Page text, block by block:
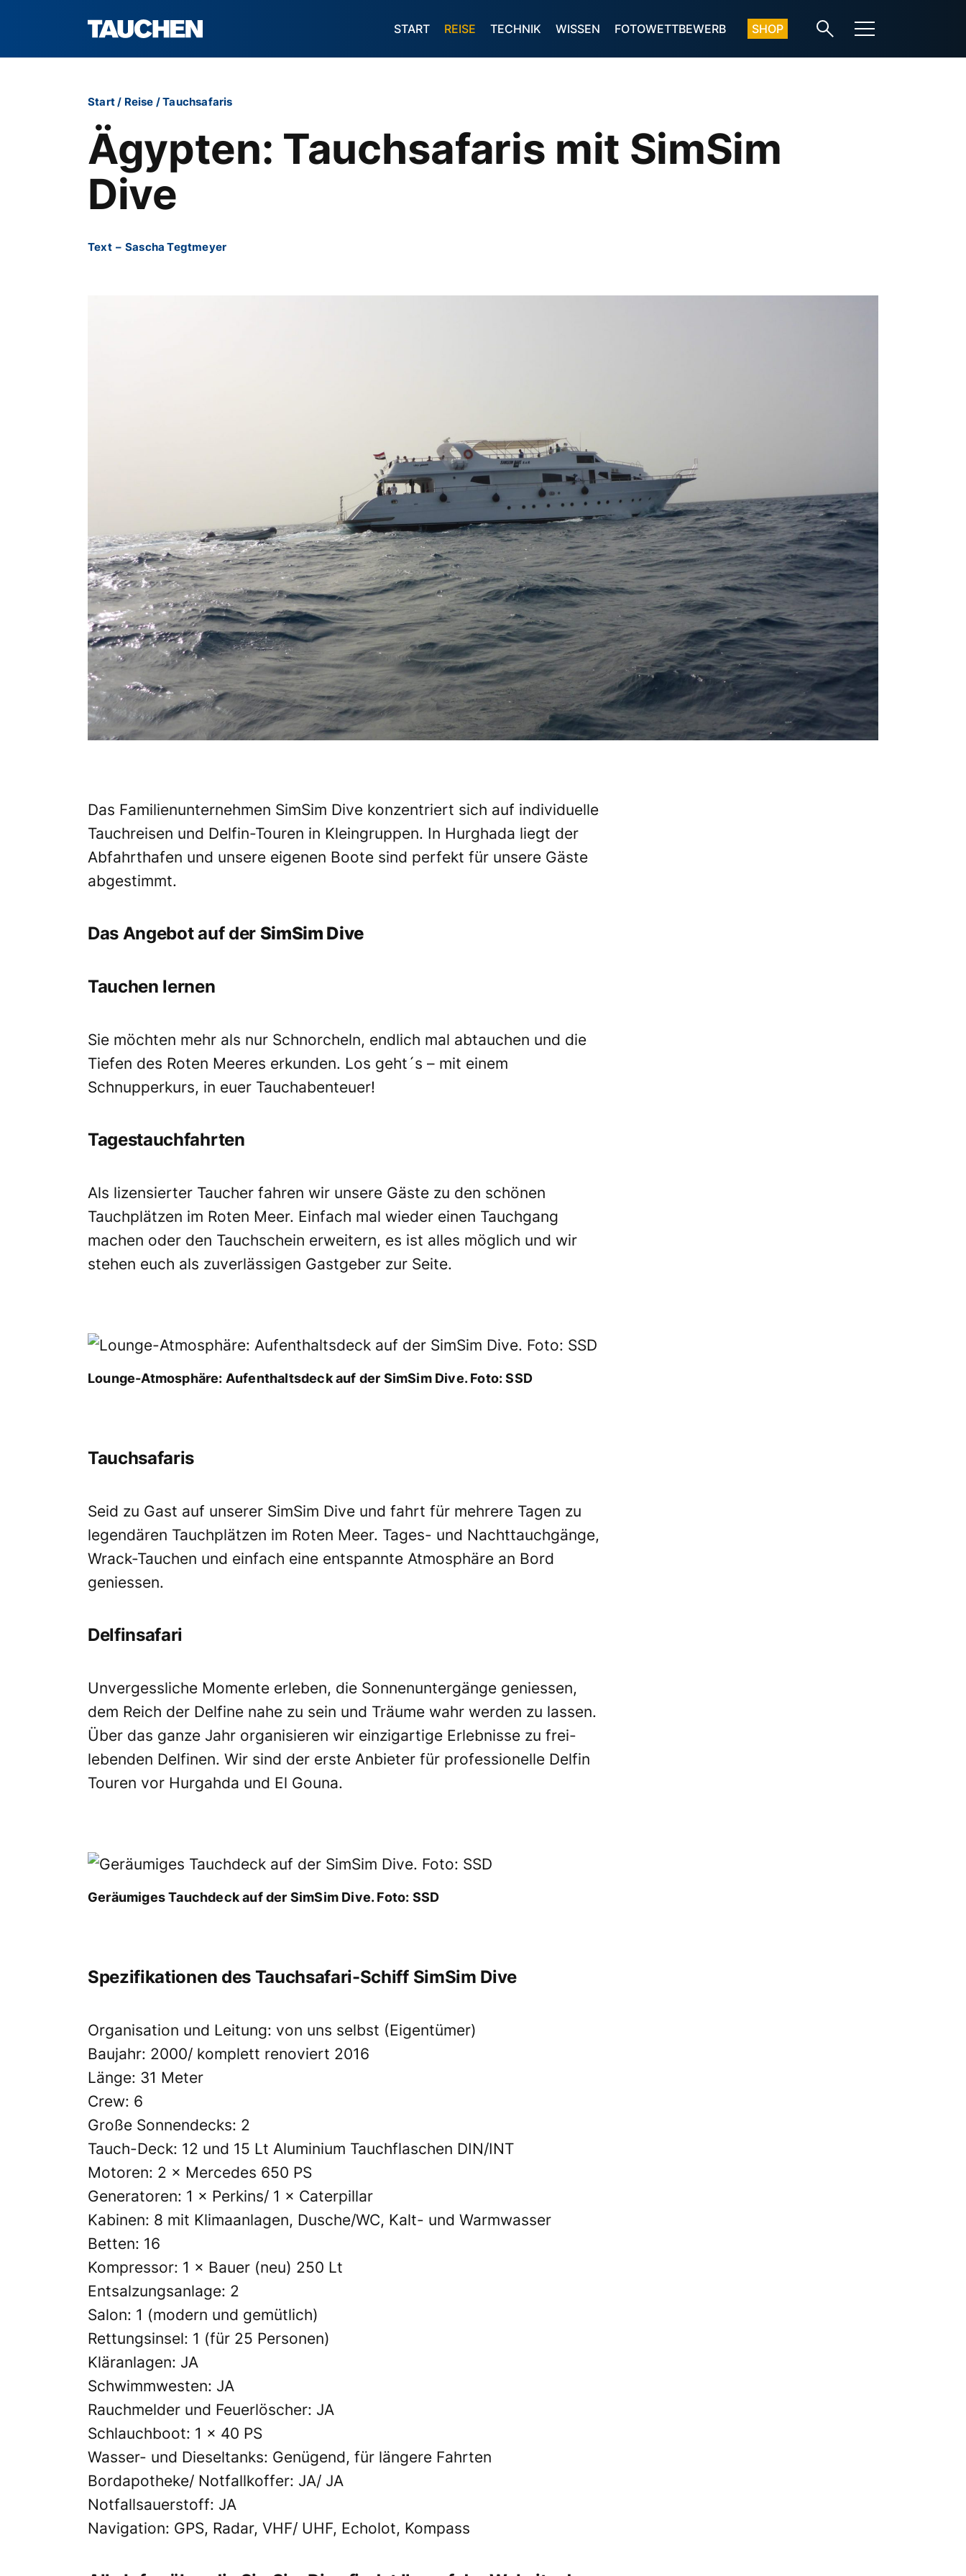
START REISE TECHNIK WISSEN FOTOWETTBEWERB SHOP
Start/ Reise /Tauchsafaris
Ägypten: Tauchsafaris mit SimSim
Dive
Text – Sascha Tegtmeyer
Das Familienunternehmen SimSim Dive konzentriert sich auf individuelle
Tauchreisen und Delfin-Touren in Kleingruppen. In Hurghada liegt der
Abfahrthafen und unsere eigenen Boote sind perfekt für unsere Gäste
abgestimmt.
Das Angebot auf der SimSim Dive
Tauchen lernen
Sie möchten mehr als nur Schnorcheln, endlich mal abtauchen und die
Tiefen des Roten Meeres erkunden. Los geht´s – mit einem
Schnupperkurs, in euer Tauchabenteuer!
Tagestauchfahrten
Als lizensierter Taucher fahren wir unsere Gäste zu den schönen
Tauchplätzen im Roten Meer. Einfach mal wieder einen Tauchgang
machen oder den Tauchschein erweitern, es ist alles möglich und wir
stehen euch als zuverlässigen Gastgeber zur Seite.
Lounge-Atmosphäre: Aufenthaltsdeck auf der SimSim Dive. Foto: SSD
Tauchsafaris
Seid zu Gast auf unserer SimSim Dive und fahrt für mehrere Tagen zu
legendären Tauchplätzen im Roten Meer. Tages- und Nachttauchgänge,
Wrack-Tauchen und einfach eine entspannte Atmosphäre an Bord
geniessen.
Delfinsafari
Unvergessliche Momente erleben, die Sonnenuntergänge geniessen,
dem Reich der Delfine nahe zu sein und Träume wahr werden zu lassen.
Über das ganze Jahr organisieren wir einzigartige Erlebnisse zu frei-
lebenden Delfinen. Wir sind der erste Anbieter für professionelle Delfin
Touren vor Hurgahda und El Gouna.
Geräumiges Tauchdeck auf der SimSim Dive. Foto: SSD
Spezifikationen des Tauchsafari-Schiff SimSim Dive
Organisation und Leitung: von uns selbst (Eigentümer)
Baujahr: 2000/ komplett renoviert 2016
Länge: 31 Meter
Crew: 6
Große Sonnendecks: 2
Tauch-Deck: 12 und 15 Lt Aluminium Tauchflaschen DIN/INT
Motoren: 2 × Mercedes 650 PS
Generatoren: 1 × Perkins/ 1 × Caterpillar
Kabinen: 8 mit Klimaanlagen, Dusche/WC, Kalt- und Warmwasser
Betten: 16
Kompressor: 1 × Bauer (neu) 250 Lt
Entsalzungsanlage: 2
Salon: 1 (modern und gemütlich)
Rettungsinsel: 1 (für 25 Personen)
Kläranlagen: JA
Schwimmwesten: JA
Rauchmelder und Feuerlöscher: JA
Schlauchboot: 1 × 40 PS
Wasser- und Dieseltanks: Genügend, für längere Fahrten
Bordapotheke/ Notfallkoffer: JA/ JA
Notfallsauerstoff: JA
Navigation: GPS, Radar, VHF/ UHF, Echolot, Kompass